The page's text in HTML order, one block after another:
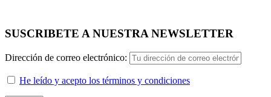
SUSCRIBETE A NUESTRA NEWSLETTER
Dirección de correo electrónico:
He leído y acepto los términos y condiciones